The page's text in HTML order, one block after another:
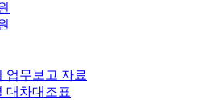
업무보고 자료
대차대조표